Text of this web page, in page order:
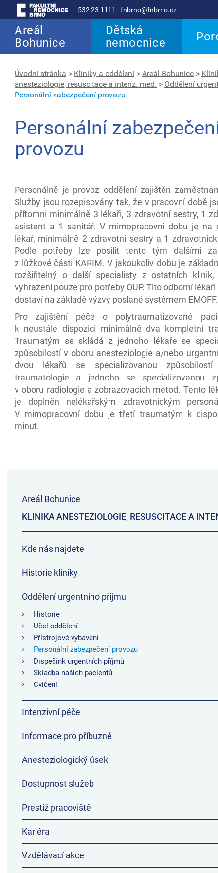
532 23 1111 fnbrno@fnbrno.cz
Areál
Bohunice
Dětská
nemocnice
Úvodní stránka > Kliniky a oddělení > Areál Bohunice >
anesteziologie, resuscitace a intenz. med. > Oddělení
Personální zabezpečení provozu
Personální
provozu
Personálně je provoz oddělení zajištěn
Služby jsou rozepisovány tak, že v pracovní době
přítomni minimálně 3 lékaři, 3 zdravotní sestry, 1
asistent a 1 sanitář. V mimopracovní dobu je na
lékař, minimálně 2 zdravotní sestry a 1
Podle potřeby lze posílit tento tým dalšími
z lůžkové části KARIM. V jakoukoliv dobu je
rozšiřitelný o další specialisty z ostatních
vyhrazeni pouze pro potřeby OUP. Tito odborní lékaři
dostaví na základě výzvy poslané systémem EMOFF.
Pro zajištění péče o polytraumatizované
k neustále dispozici minimálně dva kompletní
Traumatým se skládá z jednoho lékaře se
způsobilostí v oboru anesteziologie a/nebo
dvou lékařů se specializovanou
traumatologie a jednoho se specializovanou
v oboru radiologie a zobrazovacích metod. Tento
je doplněn nelékařským zdravotnickým
V mimopracovní dobu je třetí traumatým k
minut.
Areál Bohunice
KLINIKA ANESTEZIOLOGIE, RESUSCITACE A
Kde nás najdete
Historie kliniky
Oddělení urgentního příjmu
Historie
Účel oddělení
Přístrojové vybavení
Personální zabezpečení provozu
Dispečink urgentních příjmů
Skladba našich pacientů
Cvičení
Intenzivní péče
Informace pro příbuzné
Anesteziologický úsek
Dostupnost služeb
Prestiž pracoviště
Kariéra
Vzdělávací akce